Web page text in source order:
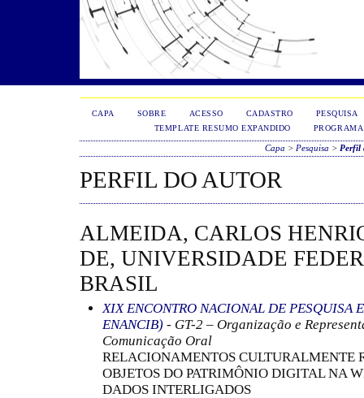
CAPA SOBRE ACESSO CADASTRO
PESQUISA
TEMPLATE RESUMO EXPANDIDO
PROGRAMA
Capa > Pesquisa > Perfil
PERFIL DO AUTOR
ALMEIDA, CARLOS
DE, UNIVERSIDADE
BRASIL
XIX ENCONTRO NACIONAL DE PESQUISA
ENANCIB) - GT-2 – Organização e
Comunicação Oral
RELACIONAMENTOS CULTURALMENTE
OBJETOS DO PATRIMÔNIO DIGITAL NA
DADOS INTERLIGADOS